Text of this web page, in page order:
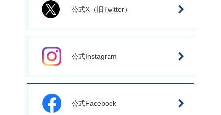
公式X（旧Twitter）
公式Instagram
公式Facebook